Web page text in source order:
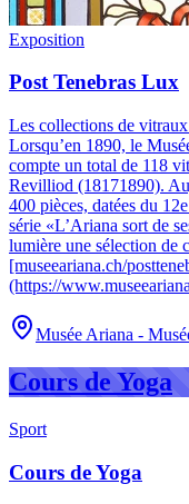
Exposition
Post Tenebras Lux
Les collections de
Lorsqu’en 1890, le
compte un total de 118
Revilliod (18171890).
400 pièces, datées du
série «L’Ariana sort de
lumière une sélection de
[museeariana.ch/
(https://
Musée Ariana -
Cours de Yoga
Sport
Cours de Yoga